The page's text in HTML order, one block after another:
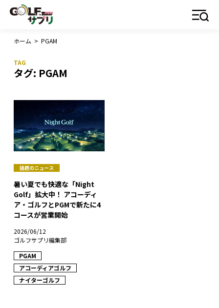
ホーム > PGAM
タグ: PGAM
話題のニュース
暑い夏でも快適な「Night
Golf」拡大中！ アコーディ
ア・ゴルフとPGMで新たに4
コースが営業開始
2026/06/12
ゴルフサプリ編集部
PGAM
アコーディアゴルフ
ナイターゴルフ